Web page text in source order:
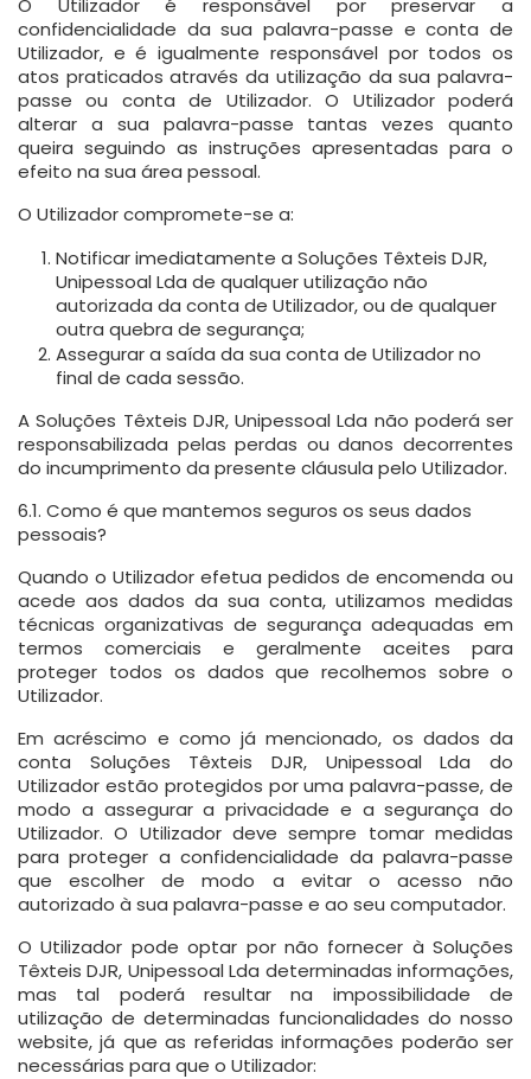
O Utilizador é responsável por preservar a
confidencialidade da sua palavra-passe e conta de
Utilizador, e é igualmente responsável por todos os
atos praticados através da utilização da sua palavra-
passe ou conta de Utilizador. O Utilizador poderá
alterar a sua palavra-passe tantas vezes quanto
queira seguindo as instruções apresentadas para o
efeito na sua área pessoal.
O Utilizador compromete-se a:
Notificar imediatamente a Soluções Têxteis DJR,
Unipessoal Lda de qualquer utilização não
autorizada da conta de Utilizador, ou de qualquer
outra quebra de segurança;
Assegurar a saída da sua conta de Utilizador no
final de cada sessão.
A Soluções Têxteis DJR, Unipessoal Lda não poderá ser
responsabilizada pelas perdas ou danos decorrentes
do incumprimento da presente cláusula pelo Utilizador.
6.1. Como é que mantemos seguros os seus dados
pessoais?
Quando o Utilizador efetua pedidos de encomenda ou
acede aos dados da sua conta, utilizamos medidas
técnicas organizativas de segurança adequadas em
termos comerciais e geralmente aceites para
proteger todos os dados que recolhemos sobre o
Utilizador.
Em acréscimo e como já mencionado, os dados da
conta Soluções Têxteis DJR, Unipessoal Lda do
Utilizador estão protegidos por uma palavra-passe, de
modo a assegurar a privacidade e a segurança do
Utilizador. O Utilizador deve sempre tomar medidas
para proteger a confidencialidade da palavra-passe
que escolher de modo a evitar o acesso não
autorizado à sua palavra-passe e ao seu computador.
O Utilizador pode optar por não fornecer à Soluções
Têxteis DJR, Unipessoal Lda determinadas informações,
mas tal poderá resultar na impossibilidade de
utilização de determinadas funcionalidades do nosso
website, já que as referidas informações poderão ser
necessárias para que o Utilizador: